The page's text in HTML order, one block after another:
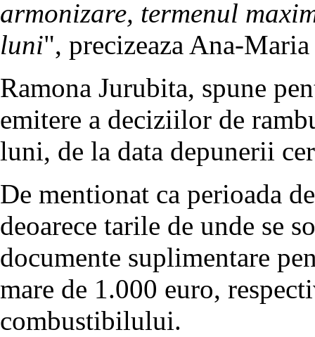
armonizare, termenul
luni", precizeaza Ana-
Ramona Jurubita, spune
emitere a deciziilor de
luni, de la data depunerii
De mentionat ca perioada
deoarece tarile de unde se
documente suplimentare
mare de 1.000 euro,
combustibilului.